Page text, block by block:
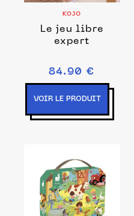
KOJO
Le jeu libre
expert
84.90 €
VOIR LE PRODUIT